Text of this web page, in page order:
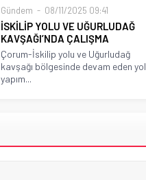
Gündem 08/11/2025 09:41
İSKİLİP YOLU VE UĞURLUDAĞ
KAVŞAĞI’NDA ÇALIŞMA
Çorum-İskilip yolu ve Uğurludağ
kavşağı bölgesinde devam eden yol
yapım...